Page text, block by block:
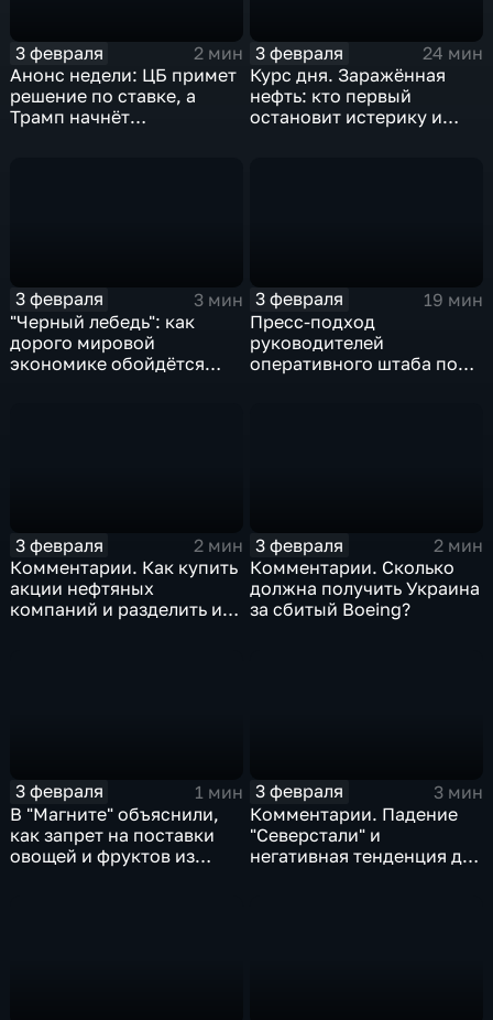
3 февраля
2 мин
Анонс недели: ЦБ примет
решение по ставке, а
Трамп начнёт
3 февраля
24 мин
Курс дня. Заражённая
нефть: кто первый
остановит истерику и
3 февраля
3 мин
"Черный лебедь": как
дорого мировой
экономике обойдётся
3 февраля
19 мин
Пресс-подход
руководителей
оперативного штаба по
3 февраля
2 мин
Комментарии. Как купить
акции нефтяных
компаний и разделить их
3 февраля
2 мин
Комментарии. Сколько
должна получить Украина
за сбитый Boeing?
3 февраля
1 мин
В "Магните" объяснили,
как запрет на поставки
овощей и фруктов из
3 февраля
3 мин
Комментарии. Падение
"Северстали" и
негативная тенденция для